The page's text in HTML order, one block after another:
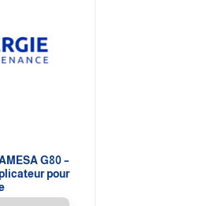
G80 –
pour